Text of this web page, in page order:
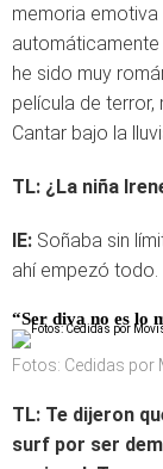
memoria emotiva
he sido muy
película de terror,
Cantar bajo la
TL: ¿La niña
IE: Soñaba sin
ahí empezó todo.
“Ser diva no es lo
Fotos: Cedidas por
TL: Te dijeron
surf por ser